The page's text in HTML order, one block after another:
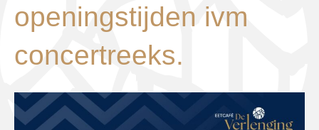
openingstijden ivm
concertreeks.